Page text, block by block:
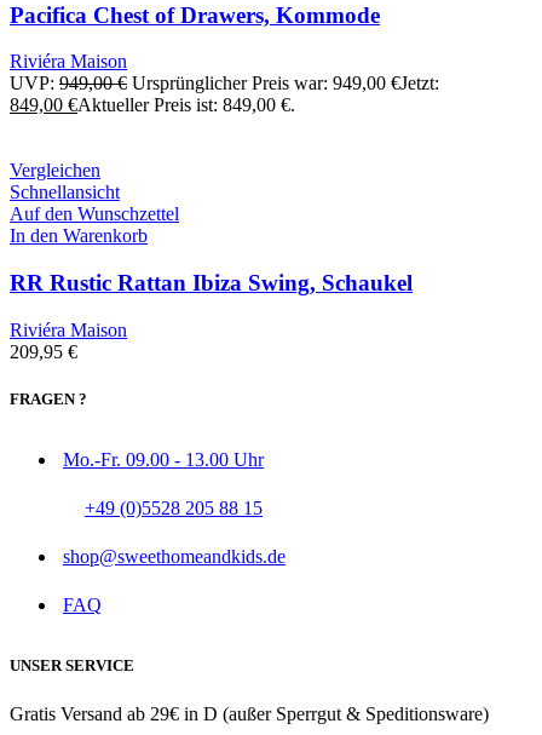
Pacifica Chest of Drawers, Kommode
Riviéra Maison
UVP: 949,00€ Ursprünglicher Preis war: 949,00 €Jetzt:
849,00 €Aktueller Preis ist: 849,00 €.
Vergleichen
Schnellansicht
Auf den Wunschzettel
In den Warenkorb
RR Rustic Rattan Ibiza Swing, Schaukel
Riviéra Maison
209,95 €
FRAGEN ?
Mo.-Fr. 09.00 - 13.00 Uhr
+49 (0)5528 205 88 15
shop@sweethomeandkids.de
FAQ
UNSER SERVICE
Gratis Versand ab 29€ in D (außer Sperrgut & Speditionsware)